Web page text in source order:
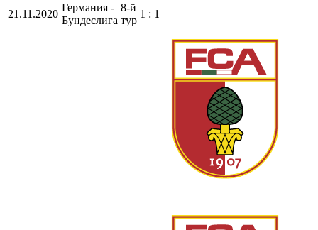
21.11.2020
Германия -
Бундеслига
8-й
тур
1 : 1